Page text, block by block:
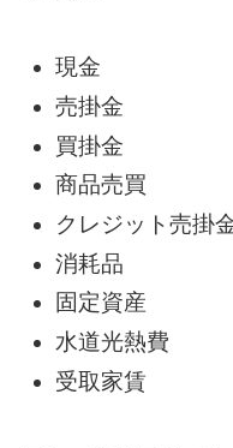
現金
売掛金
買掛金
商品売買
クレジット売掛
消耗品
固定資産
水道光熱費
受取家賃